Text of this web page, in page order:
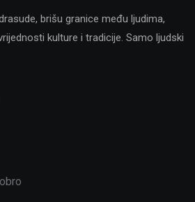
brišu granice među ljudima,
kulture i tradicije. Samo ljudski